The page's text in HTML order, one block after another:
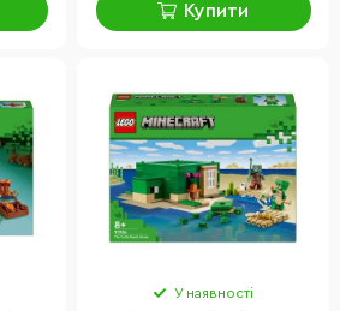
Купити
У наявності